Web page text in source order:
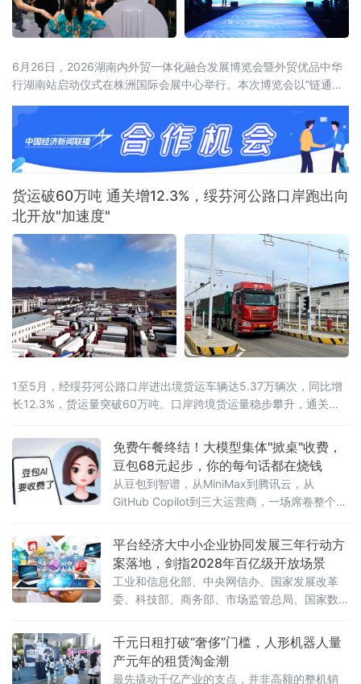
6月26日，2026湖南内外贸一体化融合发展博览会暨外贸优品中华
行湖南站启动仪式在株洲国际会展中心举行。本次博览会以“链通内
万平方米，设置四大主题馆、十大特色展区，吸引近600家企业参
展，来自15个国家和地区及国内20余个省市的近2000名客商参会。
喀麦隆驻华大使、驻华使团团长马丁·姆巴纳，商务部外贸发展事务
局副局
货运破60万吨 通关增12.3%，绥芬河公路口岸跑出向
北开放"加速度"
1至5月，经绥芬河公路口岸进出境货运车辆达5.37万辆次，同比增
长12.3%，货运量突破60万吨。口岸跨境货运量稳步攀升，通关车
免费午餐终结！大模型集体"掀桌"收费，
豆包68元起步，你的每句话都在烧钱
从豆包到智谱，从MiniMax到腾讯云，从
GitHub Copilot到三大运营商，一场席卷整个AI
时代"最后的残垣。《人民日报》今日刊发读者
点题文章，直指核心之问：大模型收费，合理
吗？答案藏在一组令人咋舌的数字里。一、账
单爆发：日均140万亿
平台经济大中小企业协同发展三年行动方
案落地，剑指2028年百亿级开放场景
工业和信息化部、中央网信办、国家发展改革
委、科技部、商务部、市场监管总局、国家数
业协同发展行动方案（2026—2028年）》（工
信部联信管〔2026〕119号），以系统性制度
设计打通大中小企业融通堵点，为平台经济转
千元日租打破“奢侈”门槛，人形机器人量
产元年的租赁淘金潮
最先撬动千亿产业的支点，并非高额的整机销